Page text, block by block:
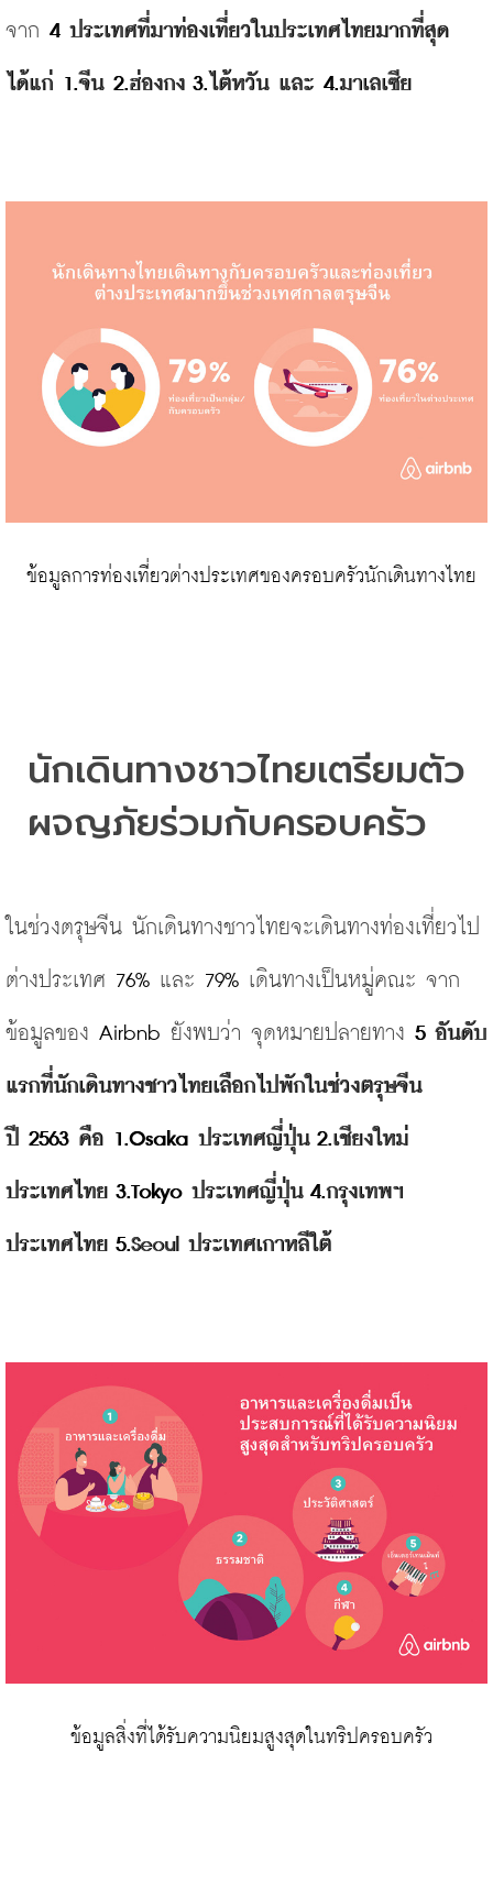
จาก 4 ประเทศที่มาท่องเที่ยวในประเทศไทยมากที่สุด
ได้แก่ 1.จีน 2.ฮ่องกง 3. ไต้หวัน และ 4.มาเลเซีย
ข้อมูลการท่องเที่ยวต่างประเทศของครอบครัวนักเดินทางไทย
นักเดินทางชาวไทยเตรียมตัว
ผจญภัยร่วมกับครอบครัว
ในช่วงตรุษจีน นักเดินทางชาวไทยจะเดินทางท่องเที่ยวไป
ต่างประเทศ 76% และ 79% เดินทางเป็นหมู่คณะ จาก
ข้อมูลของ Airbnb ยังพบว่า จุดหมายปลายทาง 5 อันดับ
แรกที่นักเดินทางชาวไทยเลือกไปพักในช่วงตรุษจีน
ปี 2563 คือ 1.Osaka ประเทศญี่ปุ่น 2.เชียงใหม่
ประเทศไทย 3.Tokyo ประเทศญี่ปุ่น 4.กรุงเทพฯ
ประเทศไทย 5.Seoul ประเทศเกาหลีใต้
ข้อมูลสิ่งที่ได้รับความนิยมสูงสุดในทริปครอบครัว